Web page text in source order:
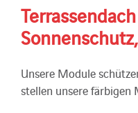
Unsere Module
stellen unsere färbigen